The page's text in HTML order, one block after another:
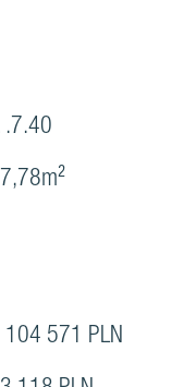
.7.40
104 571 PLN